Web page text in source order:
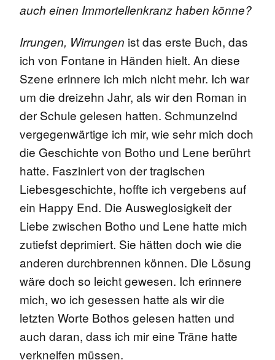
auch einen Immortellenkranz haben könne?
Irrungen, Wirrungen ist das erste Buch, das
ich von Fontane in Händen hielt. An diese
Szene erinnere ich mich nicht mehr. Ich war
um die dreizehn Jahr, als wir den Roman in
der Schule gelesen hatten. Schmunzelnd
vergegenwärtige ich mir, wie sehr mich doch
die Geschichte von Botho und Lene berührt
hatte. Fasziniert von der tragischen
Liebesgeschichte, hoffte ich vergebens auf
ein Happy End. Die Ausweglosigkeit der
Liebe zwischen Botho und Lene hatte mich
zutiefst deprimiert. Sie hätten doch wie die
anderen durchbrennen können. Die Lösung
wäre doch so leicht gewesen. Ich erinnere
mich, wo ich gesessen hatte als wir die
letzten Worte Bothos gelesen hatten und
auch daran, dass ich mir eine Träne hatte
verkneifen müssen.